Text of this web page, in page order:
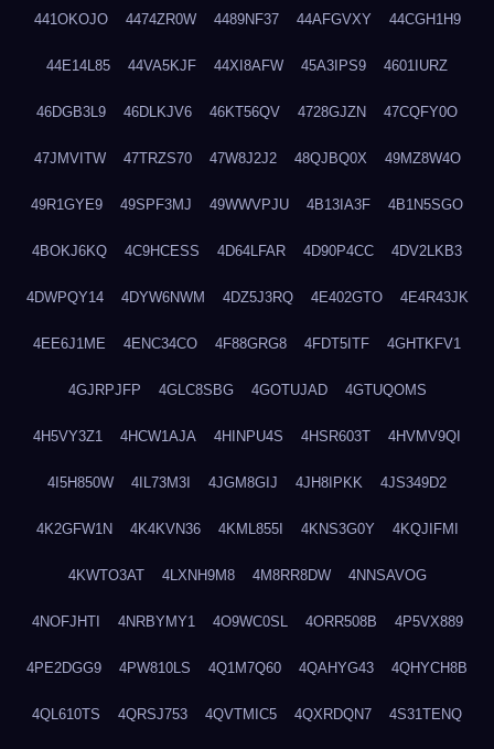
441OKOJO 4474ZR0W 4489NF37 44AFGVXY 44CGH1H9
44E14L85 44VA5KJF 44XI8AFW 45A3IPS9 4601IURZ
46DGB3L9 46DLKJV6 46KT56QV 4728GJZN 47CQFY0O
47JMVITW 47TRZS70 47W8J2J2 48QJBQ0X 49MZ8W4O
49R1GYE9 49SPF3MJ 49WWVPJU 4B13IA3F 4B1N5SGO
4BOKJ6KQ 4C9HCESS 4D64LFAR 4D90P4CC 4DV2LKB3
4DWPQY14 4DYW6NWM 4DZ5J3RQ 4E402GTO 4E4R43JK
4EE6J1ME 4ENC34CO 4F88GRG8 4FDT5ITF 4GHTKFV1
4GJRPJFP 4GLC8SBG 4GOTUJAD 4GTUQOMS
4H5VY3Z1 4HCW1AJA 4HINPU4S 4HSR603T 4HVMV9QI
4I5H850W 4IL73M3I 4JGM8GIJ 4JH8IPKK 4JS349D2
4K2GFW1N 4K4KVN36 4KML855I 4KNS3G0Y 4KQJIFMI
4KWTO3AT 4LXNH9M8 4M8RR8DW 4NNSAVOG
4NOFJHTI 4NRBYMY1 4O9WC0SL 4ORR508B 4P5VX889
4PE2DGG9 4PW810LS 4Q1M7Q60 4QAHYG43 4QHYCH8B
4QL610TS 4QRSJ753 4QVTMIC5 4QXRDQN7 4S31TENQ